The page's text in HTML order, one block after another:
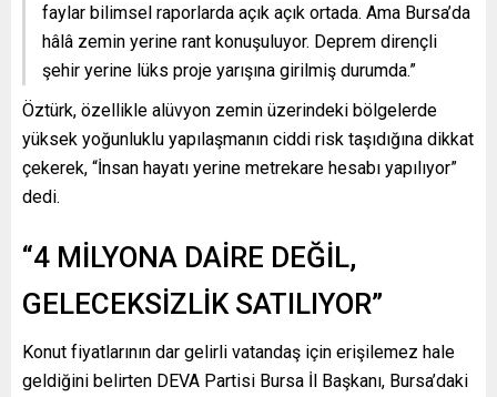
faylar bilimsel raporlarda açık açık ortada. Ama Bursa’da
hâlâ zemin yerine rant konuşuluyor. Deprem dirençli
şehir yerine lüks proje yarışına girilmiş durumda.”
Öztürk, özellikle alüvyon zemin üzerindeki bölgelerde
yüksek yoğunluklu yapılaşmanın ciddi risk taşıdığına dikkat
çekerek, “İnsan hayatı yerine metrekare hesabı yapılıyor”
dedi.
“4 MİLYONA DAİRE DEĞİL,
GELECEKSİZLİK SATILIYOR”
Konut fiyatlarının dar gelirli vatandaş için erişilemez hale
geldiğini belirten DEVA Partisi Bursa İl Başkanı, Bursa’daki